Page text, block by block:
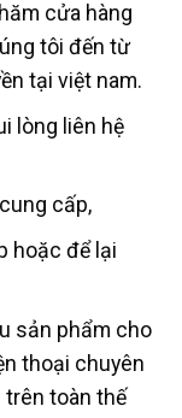
cửa hàng
tôi đến từ
tại việt nam.
lòng liên hệ
cấp,
hoặc để lại
sản phẩm cho
thoại chuyên
trên toàn thế